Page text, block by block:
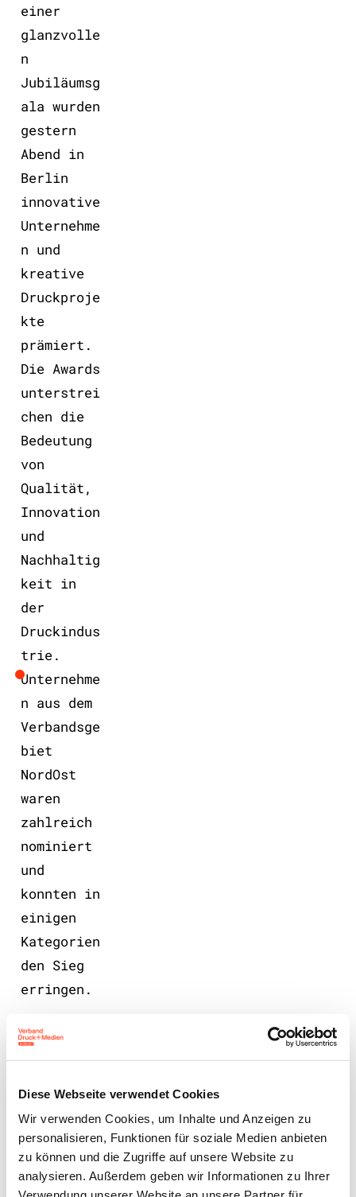
Diese Webseite verwendet Cookies
Wir verwenden Cookies, um Inhalte und Anzeigen zu
personalisieren, Funktionen für soziale Medien anbieten
zu können und die Zugriffe auf unsere Website zu
analysieren. Außerdem geben wir Informationen zu Ihrer
einer
glanzvolle
n
Jubiläumsg
ala wurden
gestern
Abend in
Berlin
innovative
Unternehme
n und
kreative
Druckproje
kte
prämiert.
Die Awards
unterstrei
chen die
Bedeutung
von
Qualität,
Innovation
und
Nachhaltig
keit in
der
Druckindus
trie.
Unternehme
n aus dem
Verbandsge
biet
NordOst
waren
zahlreich
nominiert
und
konnten in
einigen
Kategorien
den Sieg
erringen.
Xing
Facebook
Plattform
X